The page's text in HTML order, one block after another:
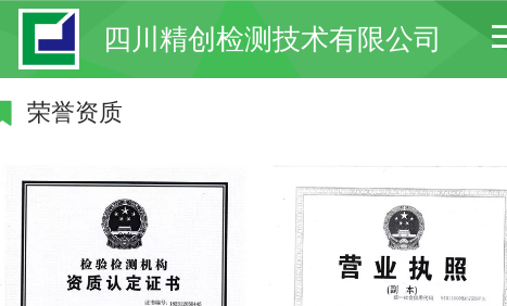
四川精创检测技术有限公司
荣誉资质